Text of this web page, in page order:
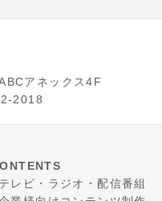
アネックス4F
2018
テレビ・ラジオ・配信番組